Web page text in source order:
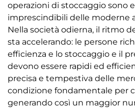
operazioni di stoccaggio sono
imprescindibili delle moderne
Nella società odierna, il ritmo
sta accelerando: le persone
efficienza e lo stoccaggio e il
devono essere rapidi ed
precisa e tempestiva delle
condizione fondamentale per
generando così un maggior